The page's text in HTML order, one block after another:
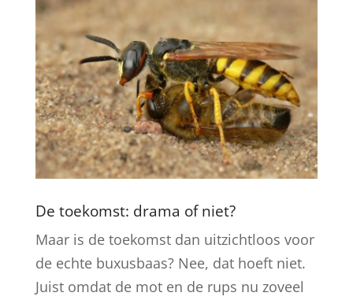
De toekomst: drama of niet?
Maar is de toekomst dan uitzichtloos voor
de echte buxusbaas? Nee, dat hoeft niet.
Juist omdat de mot en de rups nu zoveel